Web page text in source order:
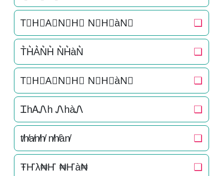
T⃗H⃗A⃗N⃗H⃗ N⃗H⃗àN⃗ ❏
T͛H͛A͛N͛H͛ N͛H͛àN͛ ❏
T⃒H⃒A⃒N⃒H⃒ N⃒H⃒àN⃒ ❏
ᏆhᎪᏁh ᏁhàᏁ ❏
t̸h̸a̸n̸h̸ n̸h̸àn̸ ❏
ŦҤλ₦Ҥ ₦Ҥà₦ ❏